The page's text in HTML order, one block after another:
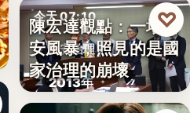
今天 07:10
食安治理
2013年
陳宏達觀點：一場食
安風暴，照見的是國
家治理的崩壞
♡